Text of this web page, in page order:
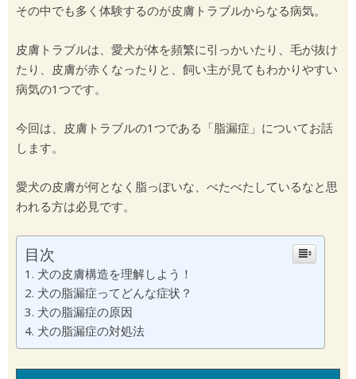
その中でも多く体験するのが皮膚トラブルからなる病気。
皮膚トラブルは、愛犬が体を頻繁に引っかいたり、毛が抜け
たり、皮膚が赤くなったりと、飼い主が見てもわかりやすい
病気の1つです。
今回は、皮膚トラブルの1つである「脂漏症」についてお話
します。
愛犬の皮膚が何となく脂っぽいな、べたべたしているなと思
われる方は必見です。
目次
犬の皮膚構造を理解しよう！
犬の脂漏症ってどんな症状？
犬の脂漏症の原因
犬の脂漏症の対処法